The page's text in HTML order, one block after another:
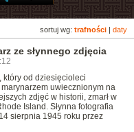
sortuj wg: trafności daty
ze słynnego zdjęcia
który od dziesięcioleci
marynarzem uwiecznionym na
zdjęć w historii, zmarł w
Island. Słynna fotografia
sierpnia 1945 roku przez